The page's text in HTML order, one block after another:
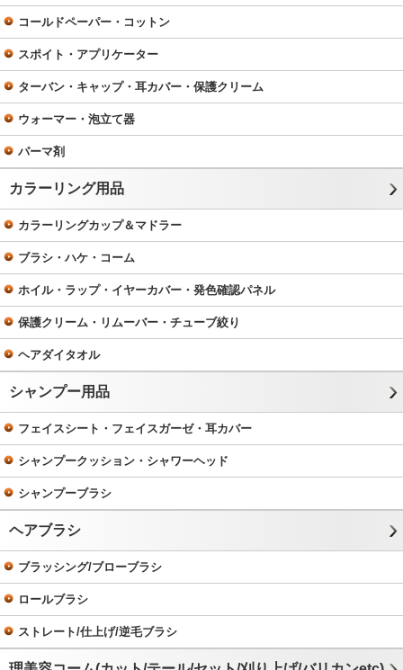
コールドペーパー・コットン
スポイト・アプリケーター
ターバン・キャップ・耳カバー・保護クリーム
ウォーマー・泡立て器
パーマ剤
カラーリング用品
カラーリングカップ＆マドラー
ブラシ・ハケ・コーム
ホイル・ラップ・イヤーカバー・発色確認パネル
保護クリーム・リムーバー・チューブ絞り
ヘアダイタオル
シャンプー用品
フェイスシート・フェイスガーゼ・耳カバー
シャンプークッション・シャワーヘッド
シャンプーブラシ
ヘアブラシ
ブラッシング/ブローブラシ
ロールブラシ
ストレート/仕上げ/逆毛ブラシ